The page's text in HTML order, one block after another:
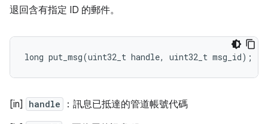
退回含有指定 ID 的郵件。
long put_msg(uint32_t handle, uint32_t msg_id);
[in] handle
：訊息已抵達的管道帳號代碼